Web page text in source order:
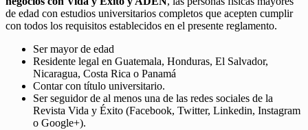
de edad con estudios universitarios completos que acepten cumplir
con todos los requisitos establecidos en el presente reglamento.
Ser mayor de edad
Residente legal en Guatemala, Honduras, El Salvador,
Nicaragua, Costa Rica o Panamá
Contar con título universitario.
Ser seguidor de al menos una de las redes sociales de la
Revista Vida y Éxito (Facebook, Twitter, Linkedin, Instagram
o Google+).